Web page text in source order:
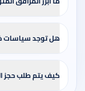
هل توجد سياسات
كيف يتم طلب حجز